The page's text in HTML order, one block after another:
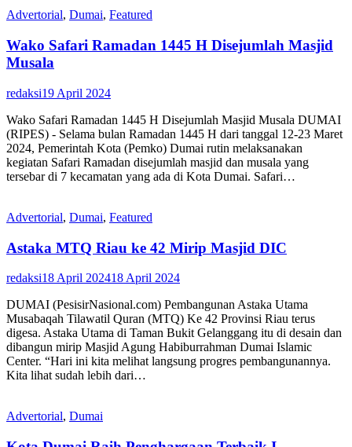
Advertorial, Dumai, Featured
Wako Safari Ramadan 1445 H Disejumlah Masjid
Musala
redaksi19 April 2024
Wako Safari Ramadan 1445 H Disejumlah Masjid Musala DUMAI
(RIPES) - Selama bulan Ramadan 1445 H dari tanggal 12-23 Maret
2024, Pemerintah Kota (Pemko) Dumai rutin melaksanakan
kegiatan Safari Ramadan disejumlah masjid dan musala yang
tersebar di 7 kecamatan yang ada di Kota Dumai. Safari…
Advertorial, Dumai, Featured
Astaka MTQ Riau ke 42 Mirip Masjid DIC
redaksi18 April 202418 April 2024
DUMAI (PesisirNasional.com) Pembangunan Astaka Utama
Musabaqah Tilawatil Quran (MTQ) Ke 42 Provinsi Riau terus
digesa. Astaka Utama di Taman Bukit Gelanggang itu di desain dan
dibangun mirip Masjid Agung Habiburrahman Dumai Islamic
Center. “Hari ini kita melihat langsung progres pembangunannya.
Kita lihat sudah lebih dari…
Advertorial, Dumai